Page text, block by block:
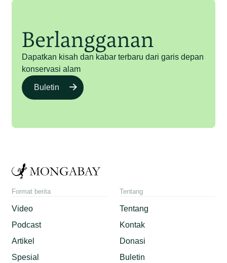
Berlangganan
Dapatkan kisah dan kabar terbaru dari garis depan
konservasi alam
Buletin
Format berita
Video
Podcast
Artikel
Spesial
Tentang
Tentang
Kontak
Donasi
Buletin